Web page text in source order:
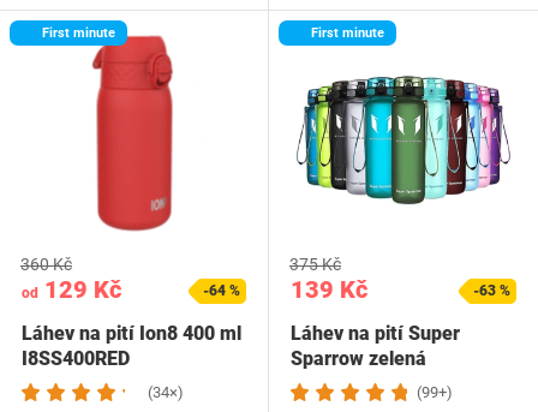
First minute
od 129 Kč
360 Kč
-64 %
Láhev na pití Ion8 400 ml
I8SS400RED
(34×)
First minute
139 Kč
375 Kč
-63 %
Láhev na pití Super
Sparrow zelená
(99+)